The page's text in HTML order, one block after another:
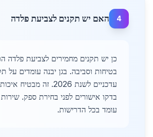
4 האם יש תקנים לצביעת פלדה
כן יש תקנים מחמירים לצביעת פלדה
בטיחות וסביבה. בגן יבנה עומדים על
עדכניים לשנת 2026. זה מבטיח
בדקו אישורים לפני בחירת ספק.
עומד בכל הדרישות.